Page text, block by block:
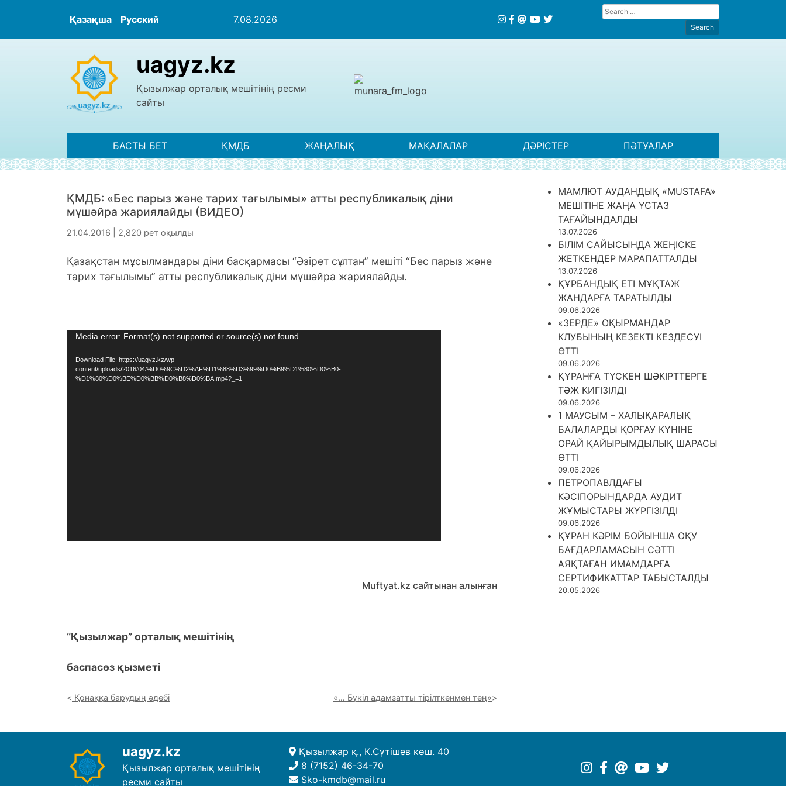
Қазақша Русский 7.08.2026
uagyz.kz
Қызылжар орталық мешітінің ресми
сайты
БАСТЫ БЕТ ҚМДБ ЖАҢАЛЫҚ МАҚАЛАЛАР ДӘРІСТЕР ПӘТУАЛАР
ҚМДБ: «Бес парыз және тарих тағылымы» атты республикалық діни
мүшәйра жариялайды (ВИДЕО)
21.04.2016 | 2,820 рет оқылды
Қазақстан мұсылмандары діни басқармасы “Әзірет сұлтан” мешіті “Бес парыз және
тарих тағылымы” атты республикалық діни мүшәйра жариялайды.
Video
Media error: Format(s) not supported or source(s) not found
Download File: https://uagyz.kz/wp-
content/uploads/2016/04/%D0%9C%D2%AF%D1%88%D3%99%D0%B9%D1%80%D0%B0-
%D1%80%D0%BE%D0%BB%D0%B8%D0%BA.mp4?_=1
Muftyat.kz сайтынан алынған
“Қызылжар” орталық мешітінің
баспасөз қызметі
Қонаққа барудың әдебі «… Бүкіл адамзатты тірілткенмен тең»
МАМЛЮТ АУДАНДЫҚ «MUSTAFA»
МЕШІТІНЕ ЖАҢА ҰСТАЗ
ТАҒАЙЫНДАЛДЫ
13.07.2026
БІЛІМ САЙЫСЫНДА ЖЕҢІСКЕ
ЖЕТКЕНДЕР МАРАПАТТАЛДЫ
13.07.2026
ҚҰРБАНДЫҚ ЕТІ МҰҚТАЖ
ЖАНДАРҒА ТАРАТЫЛДЫ
09.06.2026
«ЗЕРДЕ» ОҚЫРМАНДАР
КЛУБЫНЫҢ КЕЗЕКТІ КЕЗДЕСУІ
ӨТТІ
09.06.2026
ҚҰРАНҒА ТҮСКЕН ШӘКІРТТЕРГЕ
ТӘЖ КИГІЗІЛДІ
09.06.2026
1 МАУСЫМ – ХАЛЫҚАРАЛЫҚ
БАЛАЛАРДЫ ҚОРҒАУ КҮНІНЕ
ОРАЙ ҚАЙЫРЫМДЫЛЫҚ ШАРАСЫ
ӨТТІ
09.06.2026
ПЕТРОПАВЛДАҒЫ
КӘСІПОРЫНДАРДА АУДИТ
ЖҰМЫСТАРЫ ЖҮРГІЗІЛДІ
09.06.2026
ҚҰРАН КӘРІМ БОЙЫНША ОҚУ
БАҒДАРЛАМАСЫН СӘТТІ
АЯҚТАҒАН ИМАМДАРҒА
СЕРТИФИКАТТАР ТАБЫСТАЛДЫ
20.05.2026
uagyz.kz
Қызылжар орталық мешітінің
ресми сайты
Қызылжар қ., К.Сүтішев көш. 40
8 (7152) 46-34-70
Sko-kmdb@mail.ru